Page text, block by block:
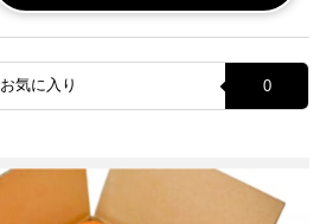
お気に入り 0